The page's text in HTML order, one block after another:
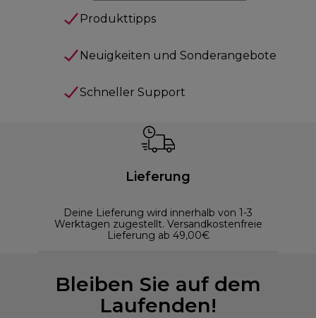
Produkttipps
Neuigkeiten und Sonderangebote
Schneller Support
Lieferung
Deine Lieferung wird innerhalb von 1-3
Werktagen zugestellt. Versandkostenfreie
Lieferung ab 49,00€
Bleiben Sie auf dem
Laufenden!